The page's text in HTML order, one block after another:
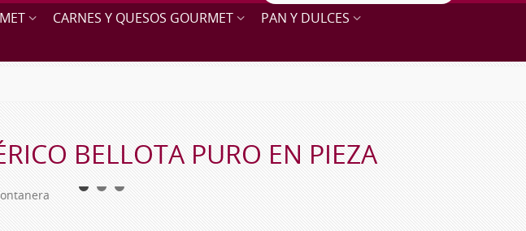
CARNES Y QUESOS GOURMET
PAN Y DULCES
BELLOTA PURO EN PIEZA